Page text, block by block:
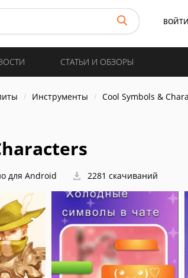
ВОЙТИ
СТАТЬИ И ОБЗОРЫ
Инструменты Cool Symbols &
для Android 2281 скачиваний